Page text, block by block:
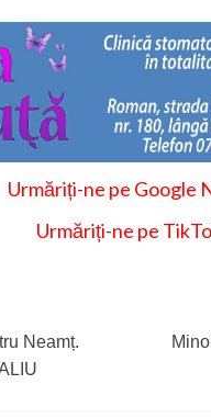
Urmăriți-ne pe Google
Urmăriți-ne pe
Neamț.